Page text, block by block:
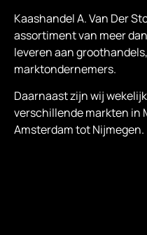
Kaashandel A. Van Der
assortiment van meer
leveren aan
marktondernemers.
Daarnaast zijn wij
verschillende markten in
Amsterdam tot Nijmegen.